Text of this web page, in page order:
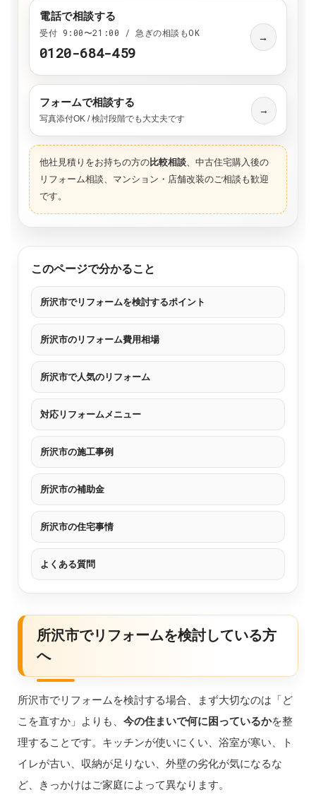
電話で相談する
受付 9:00〜21:00 / 急ぎの相談もOK
0120-684-459
→
フォームで相談する
写真添付OK / 検討段階でも大丈夫です
→
他社見積りをお持ちの方の比較相談、中古住宅購入後の
リフォーム相談、マンション・店舗改装のご相談も歓迎
です。
このページで分かること
所沢市でリフォームを検討するポイント
所沢市のリフォーム費用相場
所沢市で人気のリフォーム
対応リフォームメニュー
所沢市の施工事例
所沢市の補助金
所沢市の住宅事情
よくある質問
所沢市でリフォームを検討している方
へ
所沢市でリフォームを検討する場合、まず大切なのは「ど
こを直すか」よりも、 今の住まいで何に困っているかを整
理することです。キッチンが使いにくい、浴室が寒い、ト
イレが古い、収納が足りない、外壁の劣化が気になるな
ど、きっかけはご家庭によって異なります。